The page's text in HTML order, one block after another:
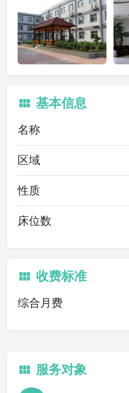
基本信息
名称
区域
性质
床位数
收费标准
综合月费
服务对象